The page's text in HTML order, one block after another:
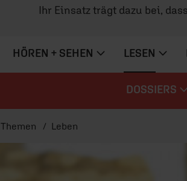
Ihr Einsatz trägt dazu bei,
HÖREN + SEHEN LESEN
DOSSIERS
Themen Leben